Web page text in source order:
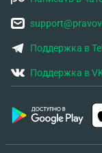
Поддержка в
Поддержка в